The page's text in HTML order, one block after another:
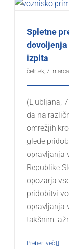
Spletne
dovoljenja
izpita
četrtek, 7.
(Ljubljana,
da na
omrežjih
glede
opravljanja
Republike
opozarja
pridobitvi
opravljanja
takšnim
Preberi več